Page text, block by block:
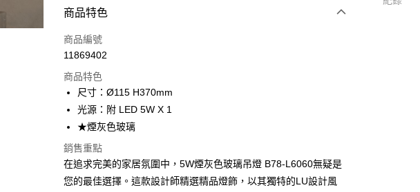
付款方式
信用卡一次付款
Apple Pay
街口支付
Google Pay
商品特色
商品編號
11869402
商品特色
尺寸：Ø115 H370mm
光源：附 LED 5W X 1
★煙灰色玻璃
銷售重點
在追求完美的家居氛圍中，5W煙灰色玻璃吊燈 B78-L6060無疑是
您的最佳選擇。這款設計師精選精品燈飾，以其獨特的LU設計風